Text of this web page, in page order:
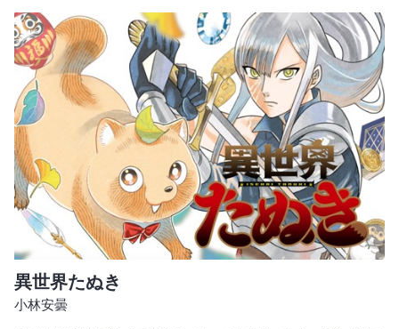
異世界たぬき
小林安曇